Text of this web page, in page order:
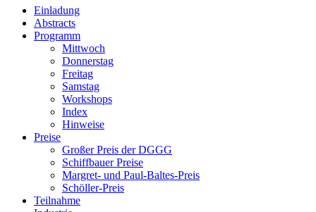
Einladung
Abstracts
Programm
Mittwoch
Donnerstag
Freitag
Samstag
Workshops
Index
Hinweise
Preise
Großer Preis der DGGG
Schiffbauer Preise
Margret- und Paul-Baltes-Preis
Schöller-Preis
Teilnahme